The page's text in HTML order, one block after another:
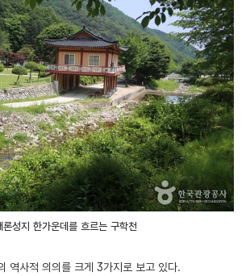
론성지 한가운데를 흐르는 구학천
역사적 의의를 크게 3가지로 보고 있다.